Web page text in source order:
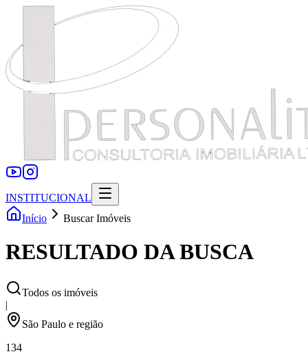
INSTITUCIONAL
Início
Buscar Imóveis
RESULTADO DA BUSCA
Todos os imóveis
|
São Paulo e região
134